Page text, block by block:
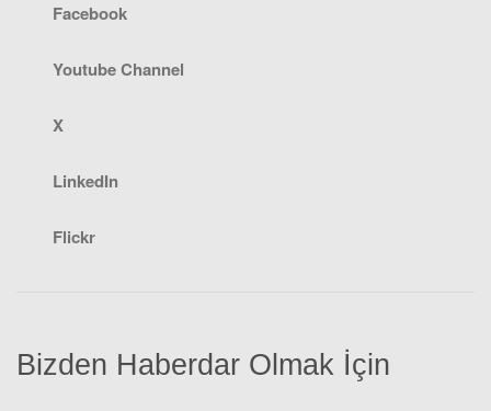
Bizden Haberdar Olmak İçin
Facebook
Youtube Channel
X
LinkedIn
Flickr